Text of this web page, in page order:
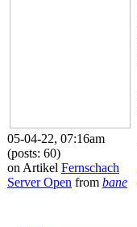
05-04-22, 07:16am
(posts: 60)
on Artikel Fernschach
Server Open from bane